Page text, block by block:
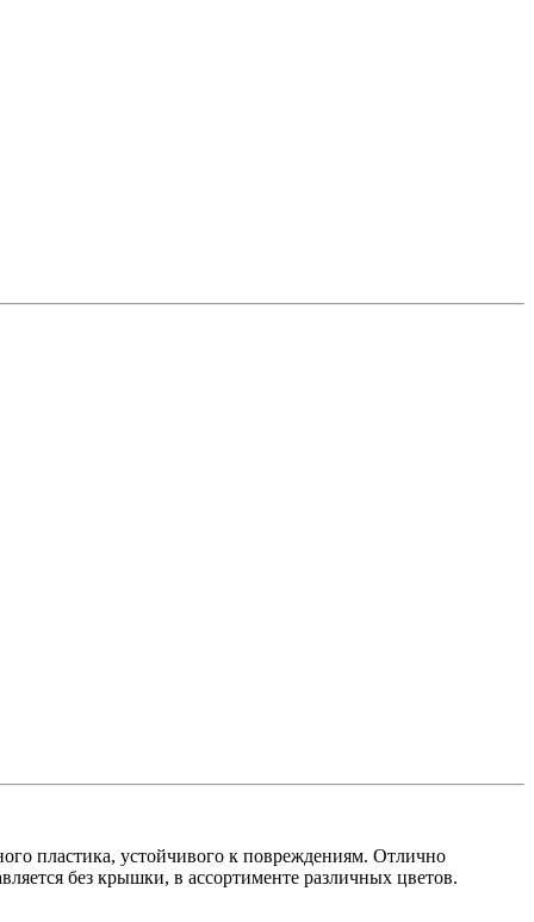
пластика, устойчивого к повреждениям. Отлично
без крышки, в ассортименте различных цветов.